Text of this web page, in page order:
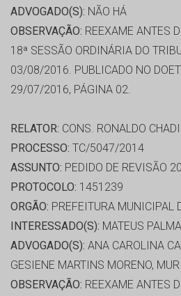
ADVOGADO(S): NÃO HÁ
OBSERVAÇÃO: REEXAME ANTES
18ª SESSÃO ORDINÁRIA DO
03/08/2016. PUBLICADO NO
29/07/2016, PÁGINA 02.
RELATOR: CONS. RONALDO
PROCESSO: TC/5047/2014
ASSUNTO: PEDIDO DE REVISÃO
PROTOCOLO: 1451239
ORGÃO: PREFEITURA MUNICIPAL
INTERESSADO(S): MATEUS
ADVOGADO(S): ANA CAROLINA
GESIENE MARTINS MORENO,
OBSERVAÇÃO: REEXAME ANTES